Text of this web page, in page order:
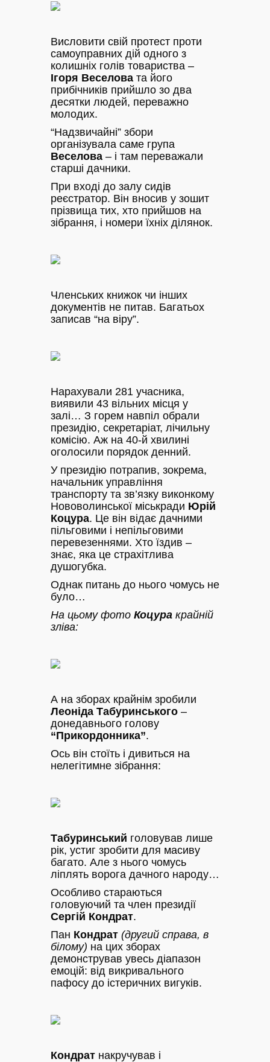
Висловити свій протест проти
самоуправних дій одного з
колишніх голів товариства –
Ігоря Веселова та його
прибічників прийшло зо два
десятки людей, переважно
молодих.
“Надзвичайні” збори
організувала саме група
Веселова – і там переважали
старші дачники.
При вході до залу сидів
реєстратор. Він вносив у зошит
прізвища тих, хто прийшов на
зібрання, і номери їхніх ділянок.
Членських книжок чи інших
документів не питав. Багатьох
записав “на віру”.
Нарахували 281 учасника,
виявили 43 вільних місця у
залі… З горем навпіл обрали
президію, секретаріат, лічильну
комісію. Аж на 40-й хвилині
оголосили порядок денний.
У президію потрапив, зокрема,
начальник управління
транспорту та зв’язку виконкому
Нововолинської міськради Юрій
Коцура. Це він відає дачними
пільговими і непільговими
перевезеннями. Хто їздив –
знає, яка це страхітлива
душогубка.
Однак питань до нього чомусь не
було…
На цьому фото Коцура крайній
зліва:
А на зборах крайнім зробили
Леоніда Табуринського –
донедавнього голову
“Прикордонника”.
Ось він стоїть і дивиться на
нелегітимне зібрання:
Табуринський головував лише
рік, устиг зробити для масиву
багато. Але з нього чомусь
ліплять ворога дачного народу…
Особливо стараються
головуючий та член президії
Сергій Кондрат.
Пан Кондрат (другий справа, в
білому) на цих зборах
демонстрував увесь діапазон
емоцій: від викривального
пафосу до істеричних вигуків.
Кондрат накручував і